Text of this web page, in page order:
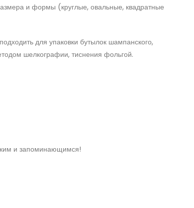
и формы (круглые, овальные, квадратные
для упаковки бутылок шампанского,
шелкографии, тиснения фольгой.
и запоминающимся!